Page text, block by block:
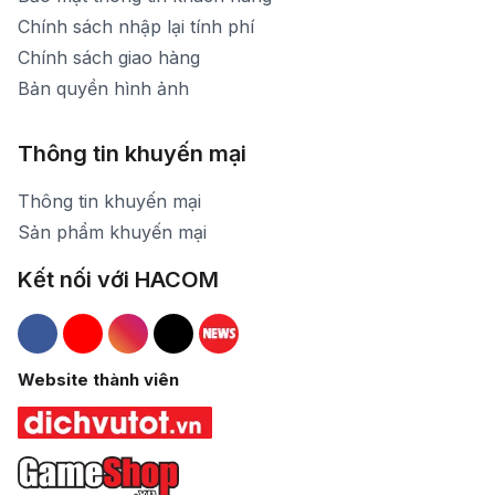
Chính sách nhập lại tính phí
Chính sách giao hàng
Bản quyền hình ảnh
Thông tin khuyến mại
Thông tin khuyến mại
Sản phẩm khuyến mại
Kết nối với HACOM
Hacom Facebook
Hacom YouTube
Hacom Instagram
Hacom TikTok
Website thành viên